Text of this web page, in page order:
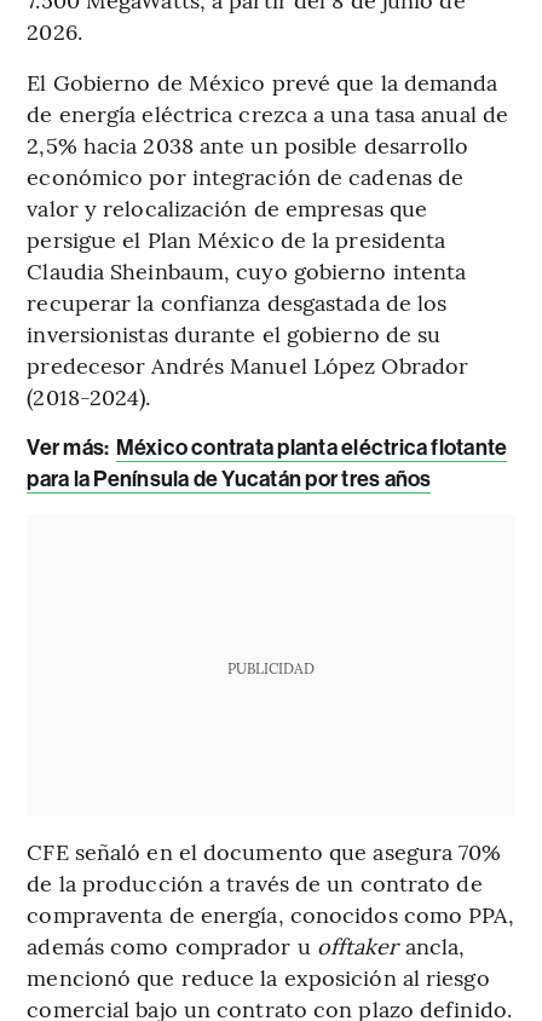
2026.
El Gobierno de México prevé que la demanda
de energía eléctrica crezca a una tasa anual de
2,5% hacia 2038 ante un posible desarrollo
económico por integración de cadenas de
valor y relocalización de empresas que
persigue el Plan México de la presidenta
Claudia Sheinbaum, cuyo gobierno intenta
recuperar la confianza desgastada de los
inversionistas durante el gobierno de su
predecesor Andrés Manuel López Obrador
(2018-2024).
Ver más: México contrata planta eléctrica flotante
para la Península de Yucatán por tres años
PUBLICIDAD
CFE señaló en el documento que asegura 70%
de la producción a través de un contrato de
compraventa de energía, conocidos como PPA,
además como comprador u offtakerancla,
mencionó que reduce la exposición al riesgo
comercial bajo un contrato con plazo definido.